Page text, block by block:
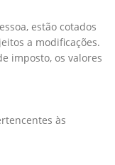
estão cotados
a modificações.
imposto, os valores
às